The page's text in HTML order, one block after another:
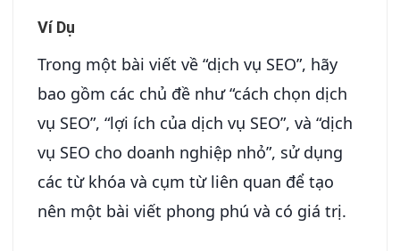
Ví Dụ
Trong một bài viết về “dịch vụ SEO”, hãy
bao gồm các chủ đề như “cách chọn dịch
vụ SEO”, “lợi ích của dịch vụ SEO”, và “dịch
vụ SEO cho doanh nghiệp nhỏ”, sử dụng
các từ khóa và cụm từ liên quan để tạo
nên một bài viết phong phú và có giá trị.